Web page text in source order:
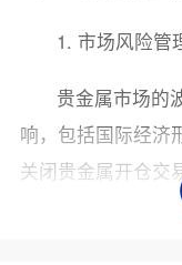
1. 市场风险管
贵金属市场的
响，包括国际经济
关闭贵金属开仓交
在全球经济不确